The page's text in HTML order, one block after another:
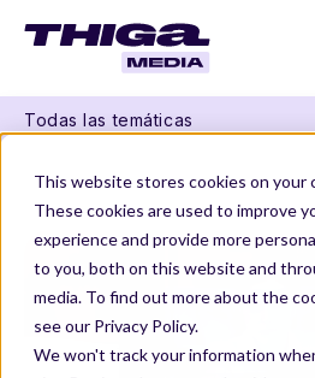
This website stores cookies on your
These cookies are used to improve
experience and provide more
to you, both on this website and
media. To find out more about the
see our Privacy Policy.
We won't track your information
Todas las temáticas
Thiga Media
Product